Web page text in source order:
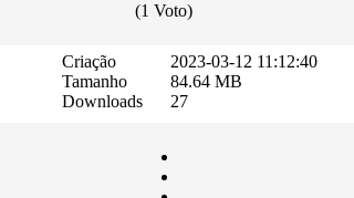
(1 Voto)
Criação
Tamanho
Downloads
2023-03-12 11:12:40
84.64 MB
27